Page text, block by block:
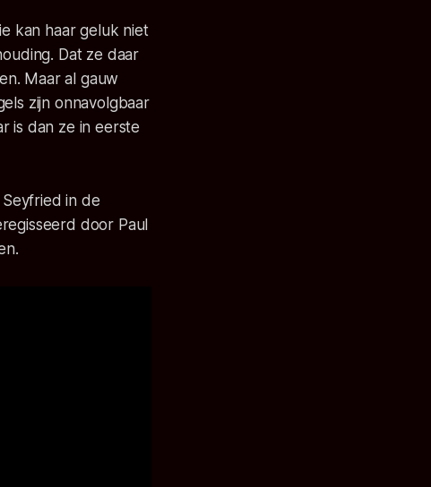
kan haar geluk niet
Dat ze daar
Maar al gauw
zijn onnavolgbaar
is dan ze in eerste
in de
door Paul